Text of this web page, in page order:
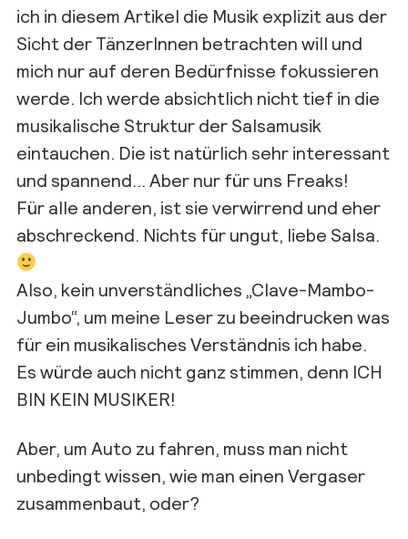
ich in diesem Artikel die Musik explizit aus der
Sicht der TänzerInnen betrachten will und
mich nur auf deren Bedürfnisse fokussieren
werde. Ich werde absichtlich nicht tief in die
musikalische Struktur der Salsamusik
eintauchen. Die ist natürlich sehr interessant
und spannend… Aber nur für uns Freaks!
Für alle anderen, ist sie verwirrend und eher
abschreckend. Nichts für ungut, liebe Salsa.
Also, kein unverständliches „Clave-Mambo-
Jumbo“, um meine Leser zu beeindrucken was
für ein musikalisches Verständnis ich habe.
Es würde auch nicht ganz stimmen, denn ICH
BIN KEIN MUSIKER!
Aber, um Auto zu fahren, muss man nicht
unbedingt wissen, wie man einen Vergaser
zusammenbaut, oder?